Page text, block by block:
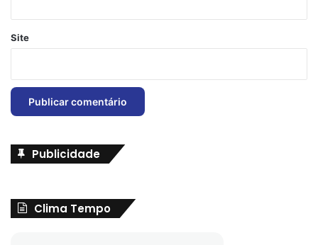
Site
Publicidade
Clima Tempo